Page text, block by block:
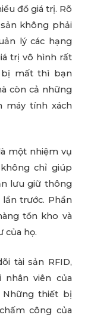
đồ giá trị. Rõ
không phải
lý các hạng
trị vô hình rất
bị mất thì bạn
còn cả những
máy tính xách
một nhiệm vụ
chỉ giúp
lưu giữ thông
trước. Phần
tồn kho và
của họ.
tài sản RFID,
viên của
Những thiết bị
công của